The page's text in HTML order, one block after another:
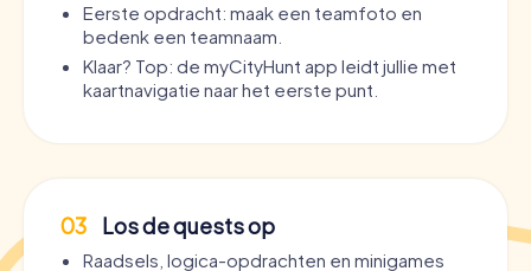
Eerste opdracht: maak een teamfoto en
bedenk een teamnaam.
Klaar? Top: de myCityHunt app leidt jullie met
kaartnavigatie naar het eerste punt.
03 Los de quests op
Raadsels, logica-opdrachten en minigames